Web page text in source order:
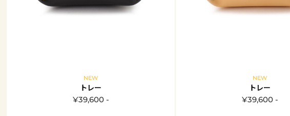
NEW
トレー
¥39,600 -
NEW
トレー
¥39,600 -